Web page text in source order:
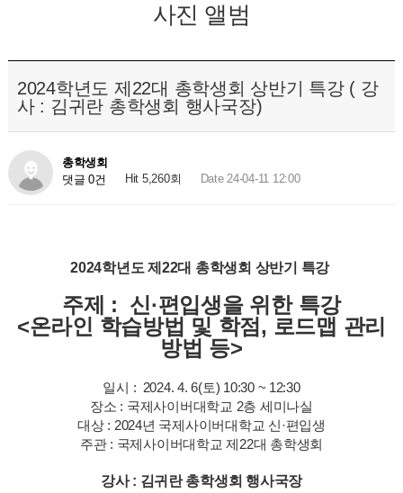
사진 앨범
2024학년도 제22대 총학생회 상반기 특강 ( 강
사 : 김귀란 총학생회 행사국장)
총학생회
댓글 0건
Hit 5,260회 Date 24-04-11 12:00
2024학년도 제22대 총학생회 상반기 특강
주제 : 신·편입생을 위한 특강
<온라인 학습방법 및 학점, 로드맵 관리
방법 등>
일시 : 2024. 4. 6(토) 10:30 ~ 12:30
장소 : 국제사이버대학교 2층 세미나실
대상 : 2024년 국제사이버대학교 신·편입생
주관 : 국제사이버대학교 제22대 총학생회
강사 : 김귀란 총학생회 행사국장